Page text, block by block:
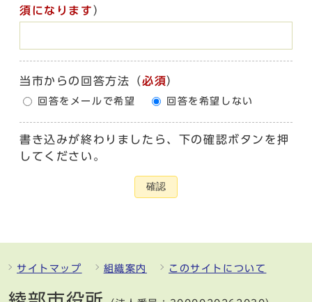
須になります ）
当市からの回答方法 （必須）
回答をメールで希望 回答を希望しない
書き込みが終わりましたら、下の確認ボタンを押
してください。
確認
サイトマップ 組織案内 このサイトについて